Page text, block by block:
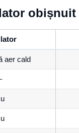
obișnuit
aer cald